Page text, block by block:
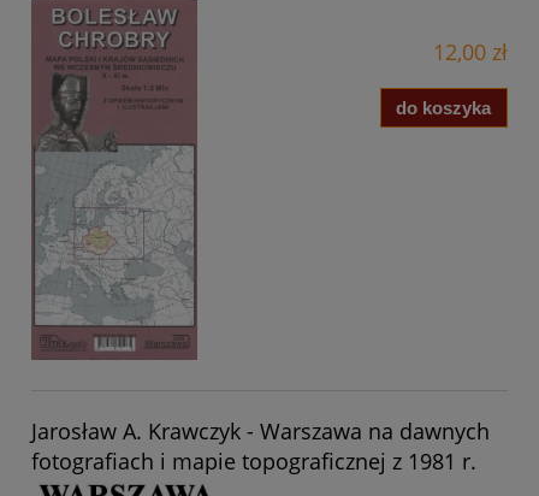
12,00 zł
do koszyka
Jarosław A. Krawczyk - Warszawa na dawnych
fotografiach i mapie topograficznej z 1981 r.